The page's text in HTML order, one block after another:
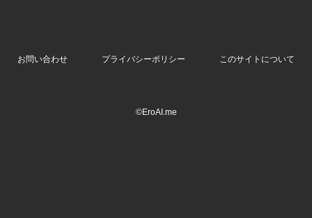
お問い合わせ プライバシーポリシー このサイトについて
©EroAI.me